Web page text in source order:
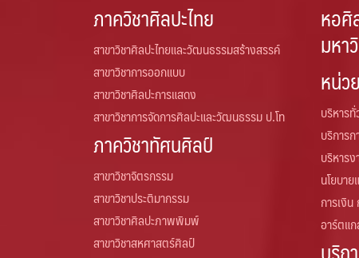
ภาควิชาศิลปะไทย
สาขาวิชาศิลปะไทยและวัฒนธรรมสร้างสรรค์
สาขาวิชาการออกแบบ
สาขาวิชาศิลปะการแสดง
สาขาวิชาการจัดการศิลปะและวัฒนธรรม ป.โท
ภาควิชาทัศนศิลป์
สาขาวิชาจิตรกรรม
สาขาวิชาประติมากรรม
สาขาวิชาศิลปะภาพพิมพ์
สาขาวิชาสหศาสตร์ศิลป์
หอ
มหา
หน่ว
บริหารทั่
บริการ
บริหาร
นโยบา
การเงิ
อาร์ตแ